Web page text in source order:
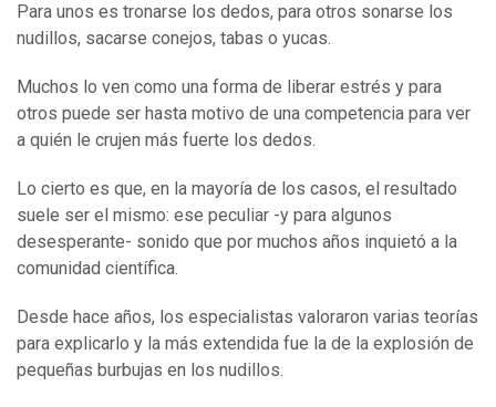
Para unos es tronarse los dedos, para otros sonarse los
nudillos, sacarse conejos, tabas o yucas.
Muchos lo ven como una forma de liberar estrés y para
otros puede ser hasta motivo de una competencia para ver
a quién le crujen más fuerte los dedos.
Lo cierto es que, en la mayoría de los casos, el resultado
suele ser el mismo: ese peculiar -y para algunos
desesperante- sonido que por muchos años inquietó a la
comunidad científica.
Desde hace años, los especialistas valoraron varias teorías
para explicarlo y la más extendida fue la de la explosión de
pequeñas burbujas en los nudillos.